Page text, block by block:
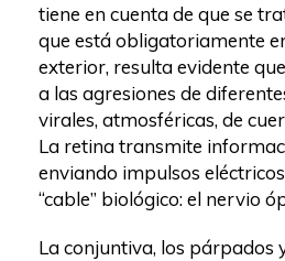
tiene en cuenta de que se
que está obligatoriamente
exterior, resulta evidente
a las agresiones de
virales, atmosféricas, de
La retina transmite
enviando impulsos
“cable” biológico: el nervio
La conjuntiva, los párpados